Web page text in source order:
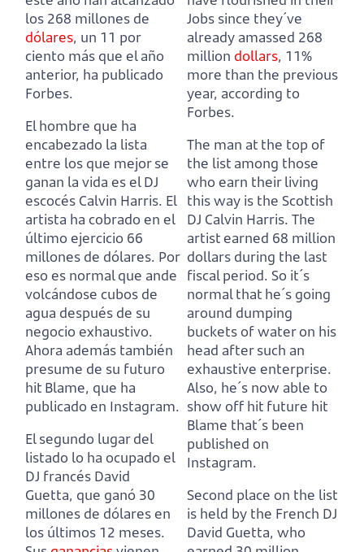
los 268 millones de
dólares, un 11 por
ciento más que el año
anterior, ha publicado
Forbes.
El hombre que ha
encabezado la lista
entre los que mejor se
ganan la vida es el DJ
escocés Calvin Harris. El
artista ha cobrado en el
último ejercicio 66
millones de dólares. Por
eso es normal que ande
volcándose cubos de
agua después de su
negocio exhaustivo.
Ahora además también
presume de su futuro
hit Blame, que ha
publicado en Instagram.
El segundo lugar del
listado lo ha ocupado el
DJ francés David
Guetta, que ganó 30
millones de dólares en
los últimos 12 meses.
Jobs since they´ve
already amassed 268
million dollars, 11%
more than the previous
year, according to
Forbes.
The man at the top of
the list among those
who earn their living
this way is the Scottish
DJ Calvin Harris. The
artist earned 68 million
dollars during the last
fiscal period. So it´s
normal that he´s going
around dumping
buckets of water on his
head after such an
exhaustive enterprise.
Also, he´s now able to
show off hit future hit
Blame that´s been
published on
Instagram.
Second place on the list
is held by the French DJ
David Guetta, who